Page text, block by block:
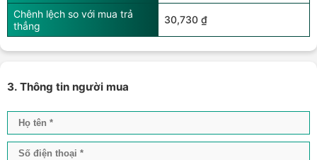
Chênh lệch so với mua trả
thẳng
30,730 ₫
3. Thông tin người mua